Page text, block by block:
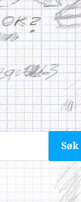
Søk